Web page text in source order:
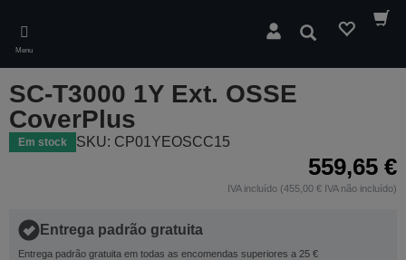
main
content
Menu
Pesquisar
SC-T3000 1Y Ext. OSSE
CoverPlus
Em stock SKU: CP01YEOSCC15
559,65 €
IVA incluído (455,00 € IVA não incluído)
Entrega padrão gratuita
Entrega padrão gratuita em todas as encomendas superiores a 25 €